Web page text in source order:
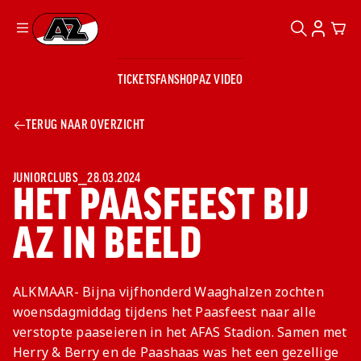
Ga naar onze homepage
TICKETSFANSHOPAZ VIDEO
AZ 1
VROUWEN
JONG AZ
FANSHOP
BUSINESS
AZ Business
Wat is AZ
AZ Business
Events
Losse tickets
Kees Kist
Georg Kessler
Lounge
Skybox
Exposure
Partnership
Bestel je
NieuwsNIEUWS
Teams
TEAMS
Club & Fans
CLUB & FANS
JEUGDOPLEIDING
ZOEKEN
TERUG NAAR OVERZICHT
HET PAASFEEST BIJ
AZ IN BEELD
JUNIORCLUBS⎯28.03.2024
ALKMAAR- Bijna vijfhonderd Waaghalzen zochten
woensdagmiddag tijdens het Paasfeest naar alle
verstopte paaseieren in het AFAS Stadion. Samen met
Herry & Berry en de Paashaas was het een gezellige